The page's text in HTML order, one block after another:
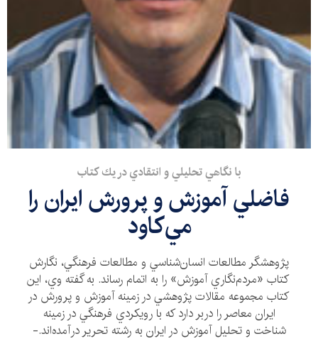
با نگاهي تحليلي و انتقادي در يك كتاب
فاضلي آموزش و پرورش ايران را
مي‌كاود
پژوهشگر مطالعات انسان‌شناسي و مطالعات فرهنگي، نگارش
كتاب «مردم‌نگاري آموزش» را به اتمام رساند. به گفته وي، اين
كتاب مجموعه مقالات پژوهشي در زمينه آموزش و پرورش در
ايران معاصر را دربر دارد كه با رويكردي فرهنگي در زمينه
شناخت و تحليل آموزش در ايران به رشته تحرير درآمده‌اند.-